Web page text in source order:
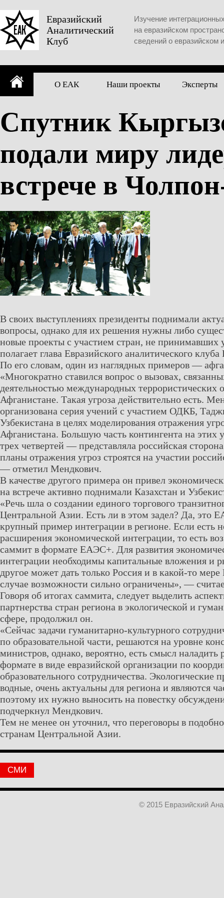
to
content
Евразийский
Аналитический
Клуб
Изучение
на евразийском
сведений о евразийском
О ЕАК Наши проекты Эксперты
Спутник
подали миру
встрече в
В своих выступлениях президенты поднимали
вопросы, однако для их решения нужны либо
новые проекты с участием стран, не принимавших
полагает глава Евразийского аналитического
По его словам, один из наглядных примеров —
«Многократно ставился вопрос о вызовах,
деятельностью международных террористических
Афганистане. Такая угроза действительно есть.
организована серия учений с участием ОДКБ,
Узбекистана в целях моделирования отражения
Афганистана. Большую часть контингента на этих
трех четвертей — представляла российская
планы отражения угроз строятся на участии
— отметил Мендкович.
В качестве другого примера он привел
на встрече активно поднимали Казахстан и
«Речь шла о создании единого торгового
Центральной Азии. Есть ли в этом задел? Да, это
крупный пример интеграции в регионе. Если есть
расширения экономической интеграции, то есть
саммит в формате ЕАЭС+. Для развития
интеграции необходимы капитальные вложения и
другое может дать только Россия и в какой-то
случае возможности сильно ограничены», —
Говоря об итогах саммита, следует выделить
партнерства стран региона в экологической и
сфере, продолжил он.
«Сейчас задачи гуманитарно-культурного
по образовательной части, решаются на уровне
министров, однако, вероятно, есть смысл наладить
формате в виде евразийской организации по
образовательного сотрудничества. Экологические
водные, очень актуальны для региона и являются
поэтому их нужно выносить на повестку
подчеркнул Мендкович.
Тем не менее он уточнил, что переговоры в
странам Центральной Азии.
СМИ
© 2015 Евразийский